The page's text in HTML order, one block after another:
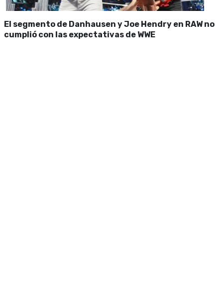
El segmento de Danhausen y Joe Hendry en RAW no
cumplió con las expectativas de WWE